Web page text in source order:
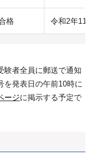
格 令和2年11
験者全員に郵送で通知
を発表日の午前10時に
ージに掲示する予定で